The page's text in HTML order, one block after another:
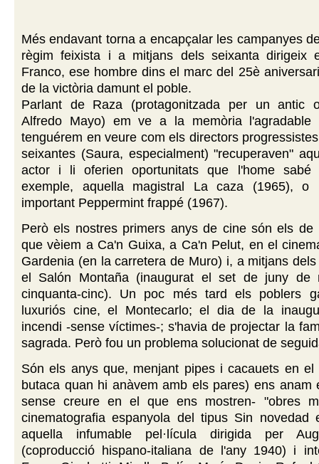
Més endavant torna a encapçalar les campanyes
règim feixista i a mitjans dels seixanta dirigeix
Franco, ese hombre dins el marc del 25è
de la victòria damunt el poble.
Parlant de Raza (protagonitzada per un antic
Alfredo Mayo) em ve a la memòria l'agradable
tenguérem en veure com els directors
seixantes (Saura, especialment) "recuperaven"
actor i li oferien oportunitats que l'home sabé
exemple, aquella magistral La caza (1965), o
important Peppermint frappé (1967).
Però els nostres primers anys de cine són els de
que vèiem a Ca'n Guixa, a Ca'n Pelut, en el
Gardenia (en la carretera de Muro) i, a mitjans
el Salón Montaña (inaugurat el set de juny de
cinquanta-cinc). Un poc més tard els poblers
luxuriós cine, el Montecarlo; el dia de la
incendi -sense víctimes-; s'havia de projectar la
sagrada. Però fou un problema solucionat de
Són els anys que, menjant pipes i cacauets en el
butaca quan hi anàvem amb els pares) ens anam
sense creure en el que ens mostren- "obres
cinematografia espanyola del tipus Sin novedad
aquella infumable pel·lícula dirigida per
(coproducció hispano-italiana de l'any 1940) i